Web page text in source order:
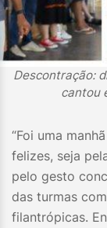
Descontração:
cantou
“Foi uma
felizes, seja
pelo gesto
das turmas
filantrópicas.